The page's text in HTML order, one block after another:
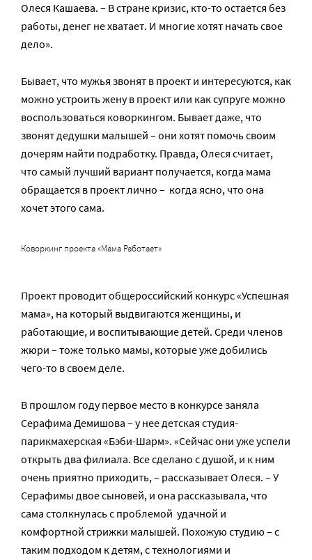
Олеся Кашаева. – В стране кризис, кто-то остается без
работы, денег не хватает. И многие хотят начать свое
дело».
Бывает, что мужья звонят в проект и интересуются, как
можно устроить жену в проект или как супруге можно
воспользоваться коворкингом. Бывает даже, что
звонят дедушки малышей – они хотят помочь своим
дочерям найти подработку. Правда, Олеся считает,
что самый лучший вариант получается, когда мама
обращается в проект лично – когда ясно, что она
хочет этого сама.
Коворкинг проекта «Мама Работает»
Проект проводит общероссийский конкурс «Успешная
мама», на который выдвигаются женщины, и
работающие, и воспитывающие детей. Среди членов
жюри – тоже только мамы, которые уже добились
чего-то в своем деле.
В прошлом году первое место в конкурсе заняла
Серафима Демишова – у нее детская студия-
парикмахерская «Бэби-Шарм». «Сейчас они уже успели
открыть два филиала. Все сделано с душой, и к ним
очень приятно приходить, – рассказывает Олеся. – У
Серафимы двое сыновей, и она рассказывала, что
сама столкнулась с проблемой удачной и
комфортной стрижки малышей. Похожую студию – с
таким подходом к детям, с технологиями и